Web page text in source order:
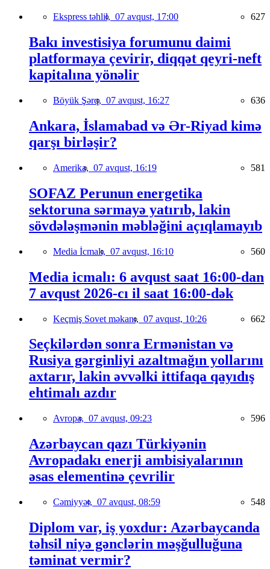
Ekspress təhlil, 07 avqust, 17:00 627
Bakı investisiya forumunu daimi
platformaya çevirir, diqqət qeyri-neft
kapitalına yönəlir
Böyük Şərq, 07 avqust, 16:27 636
Ankara, İslamabad və Ər-Riyad kimə
qarşı birləşir?
Amerika, 07 avqust, 16:19 581
SOFAZ Perunun energetika
sektoruna sərmayə yatırıb, lakin
sövdələşmənin məbləğini açıqlamayıb
Media İcmalı, 07 avqust, 16:10 560
Media icmalı: 6 avqust saat 16:00-dan
7 avqust 2026-cı il saat 16:00-dək
Keçmiş Sovet məkanı, 07 avqust, 10:26 662
Seçkilərdən sonra Ermənistan və
Rusiya gərginliyi azaltmağın yollarını
axtarır, lakin əvvəlki ittifaqa qayıdış
ehtimalı azdır
Avropa, 07 avqust, 09:23 596
Azərbaycan qazı Türkiyənin
Avropadakı enerji ambisiyalarının
əsas elementinə çevrilir
Cəmiyyət, 07 avqust, 08:59 548
Diplom var, iş yoxdur: Azərbaycanda
təhsil niyə gənclərin məşğulluğuna
təminat vermir?